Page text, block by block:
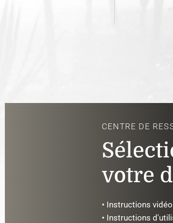
CENTRE DE
votre
• Instructions vidéo
• Instructions